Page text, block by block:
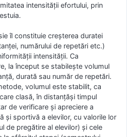
intensităţii efortului, prin
îl constituie creşterea duratei
numărului de repetări etc.)
intensităţii. Ca
la început se stabileşte volumul
durată sau număr de repetări.
volumul este stabilit, ca
clasă, în distanţăşi timpul
de verificare şi apreciere a
şi sportivă a elevilor, cu valorile lor
de pregătire al elevilor) şi cele